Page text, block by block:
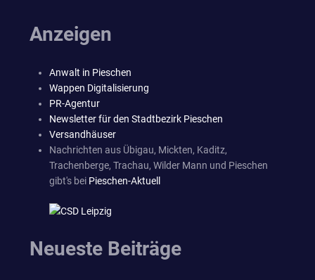
Anzeigen
Anwalt in Pieschen
Wappen Digitalisierung
PR-Agentur
Newsletter für den Stadtbezirk Pieschen
Versandhäuser
Nachrichten aus Übigau, Mickten, Kaditz,
Trachenberge, Trachau, Wilder Mann und Pieschen
gibt's bei Pieschen-Aktuell
Neueste Beiträge